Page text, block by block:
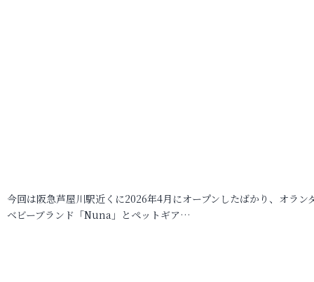
今回は阪急芦屋川駅近くに2026年4月にオープンしたばかり、オラン
ベビーブランド「Nuna」とペットギア…